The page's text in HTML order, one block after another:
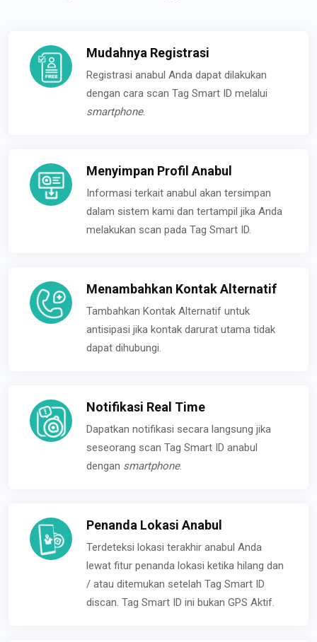
Mudahnya Registrasi
Registrasi anabul Anda dapat dilakukan
dengan cara scan Tag Smart ID melalui
smartphone.
Menyimpan Profil Anabul
Informasi terkait anabul akan tersimpan
dalam sistem kami dan tertampil jika Anda
melakukan scan pada Tag Smart ID.
Menambahkan Kontak Alternatif
Tambahkan Kontak Alternatif untuk
antisipasi jika kontak darurat utama tidak
dapat dihubungi.
Notifikasi Real Time
Dapatkan notifikasi secara langsung jika
seseorang scan Tag Smart ID anabul
dengan smartphone.
Penanda Lokasi Anabul
Terdeteksi lokasi terakhir anabul Anda
lewat fitur penanda lokasi ketika hilang dan
/ atau ditemukan setelah Tag Smart ID
discan. Tag Smart ID ini bukan GPS Aktif.